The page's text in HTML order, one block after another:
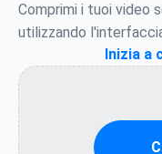
Comprimi i tuoi video
utilizzando
Inizia a